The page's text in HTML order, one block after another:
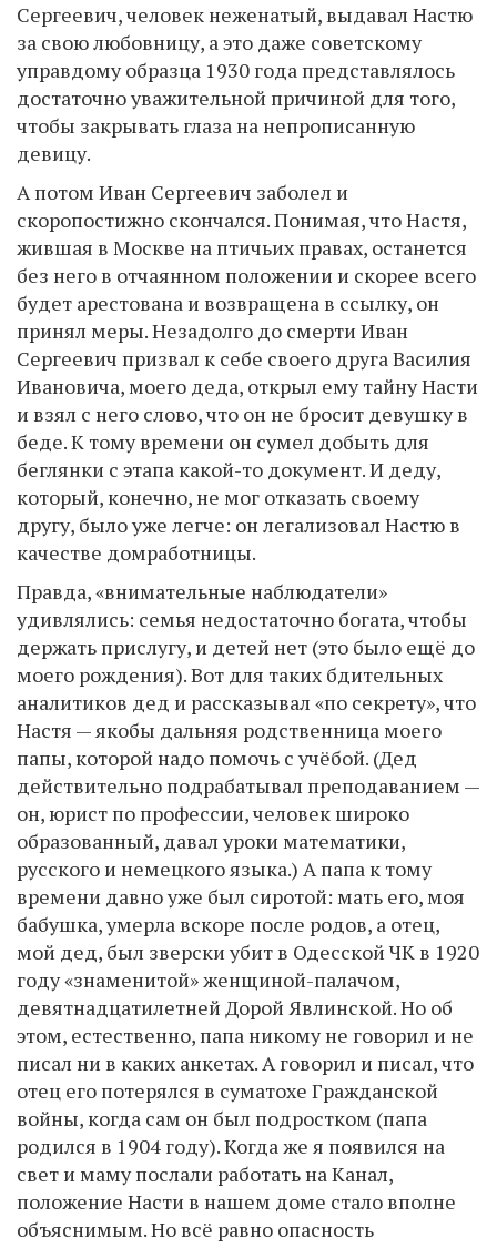
Сергеевич, человек неженатый, выдавал Настю
за свою любовницу, а это даже советскому
управдому образца 1930 года представлялось
достаточно уважительной причиной для того,
чтобы закрывать глаза на непрописанную
девицу.
А потом Иван Сергеевич заболел и
скоропостижно скончался. Понимая, что Настя,
жившая в Москве на птичьих правах, останется
без него в отчаянном положении и скорее всего
будет арестована и возвращена в ссылку, он
принял меры. Незадолго до смерти Иван
Сергеевич призвал к себе своего друга Василия
Ивановича, моего деда, открыл ему тайну Насти
и взял с него слово, что он не бросит девушку в
беде. К тому времени он сумел добыть для
беглянки с этапа какой-то документ. И деду,
который, конечно, не мог отказать своему
другу, было уже легче: он легализовал Настю в
качестве домработницы.
Правда, «внимательные наблюдатели»
удивлялись: семья недостаточно богата, чтобы
держать прислугу, и детей нет (это было ещё до
моего рождения). Вот для таких бдительных
аналитиков дед и рассказывал «по секрету», что
Настя — якобы дальняя родственница моего
папы, которой надо помочь с учёбой. (Дед
действительно подрабатывал преподаванием —
он, юрист по профессии, человек широко
образованный, давал уроки математики,
русского и немецкого языка.) А папа к тому
времени давно уже был сиротой: мать его, моя
бабушка, умерла вскоре после родов, а отец,
мой дед, был зверски убит в Одесской ЧК в 1920
году «знаменитой» женщиной-палачом,
девятнадцатилетней Дорой Явлинской. Но об
этом, естественно, папа никому не говорил и не
писал ни в каких анкетах. А говорил и писал, что
отец его потерялся в суматохе Гражданской
войны, когда сам он был подростком (папа
родился в 1904 году). Когда же я появился на
свет и маму послали работать на Канал,
положение Насти в нашем доме стало вполне
объяснимым. Но всё равно опасность